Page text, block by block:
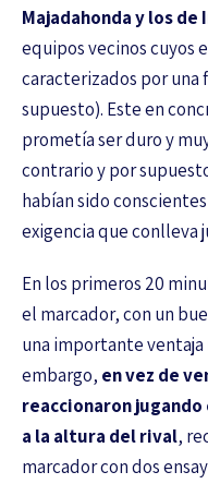
Majadahonda y los
equipos vecinos cuyos
caracterizados por
supuesto). Este en
prometía ser duro y
contrario y por
habían sido
exigencia que conlleva
En los primeros 20
el marcador, con un
una importante ventaja
embargo, en vez de
reaccionaron jugando
a la altura del rival,
marcador con dos